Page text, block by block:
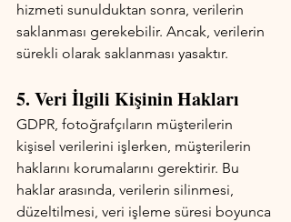
hizmeti sunulduktan sonra, verilerin
saklanması gerekebilir. Ancak, verilerin
sürekli olarak saklanması yasaktır.
5. Veri İlgili Kişinin Hakları
GDPR, fotoğrafçıların müşterilerin
kişisel verilerini işlerken, müşterilerin
haklarını korumalarını gerektirir. Bu
haklar arasında, verilerin silinmesi,
düzeltilmesi, veri işleme süresi boyunca